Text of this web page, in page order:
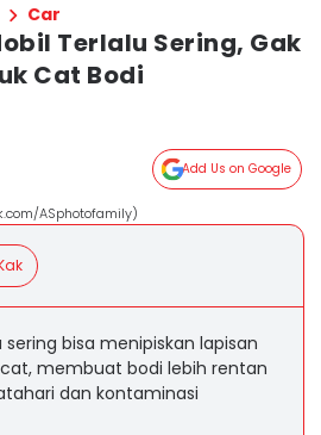
Car
Terlalu Sering, Gak
Cat Bodi
Add Us on Google
ASphotofamily)
bisa menipiskan lapisan
membuat bodi lebih rentan
dan kontaminasi